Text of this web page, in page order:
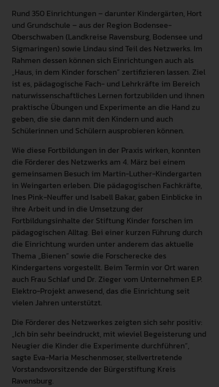
Rund 350 Einrichtungen – darunter Kindergärten, Hort
und Grundschule – aus der Region Bodensee-
Oberschwaben (Landkreise Ravensburg, Bodensee und
Sigmaringen) sowie Lindau sind Teil des Netzwerks. Im
Rahmen dessen können sich Einrichtungen auch als
„Haus, in dem Kinder forschen“ zertifizieren lassen. Ziel
ist es, pädagogische Fach- und Lehrkräfte im Bereich
naturwissenschaftliches Lernen fortzubilden und ihnen
praktische Übungen und Experimente an die Hand zu
geben, die sie dann mit den Kindern und auch
Schülerinnen und Schülern ausprobieren können.
Wie diese Fortbildungen in der Praxis wirken, konnten
die Förderer des Netzwerks am 4. März bei einem
gemeinsamen Besuch im Martin-Luther-Kindergarten
in Weingarten erleben. Die pädagogischen Fachkräfte,
Ines Pink-Neuffer und Isabell Bakar, gaben Einblicke in
ihre Arbeit und in die Umsetzung der
Fortbildungsinhalte der Stiftung Kinder forschen im
pädagogischen Alltag. Bei einer kurzen Führung durch
die Einrichtung wurden unter anderem das aktuelle
Thema „Bienen“ sowie die Forscherecke des
Kindergartens vorgestellt. Beim Termin vor Ort waren
auch Frau Schlaf und Dr. Zieger vom Unternehmen E.P.
Elektro-Projekt anwesend, das die Einrichtung seit
vielen Jahren unterstützt.
Die Förderer des Netzwerkes zeigten sich sehr positiv:
„Ich bin sehr beeindruckt, mit wieviel Begeisterung und
Neugier die Kinder die Experimente durchführen“,
sagte Eva-Maria Meschenmoser, stellvertretende
Vorstandsvorsitzende der Bürgerstiftung Kreis
Ravensburg.